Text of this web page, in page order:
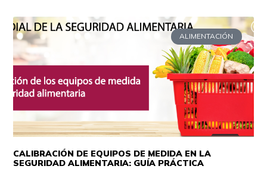
ALIMENTACIÓN
CALIBRACIÓN DE EQUIPOS DE MEDIDA EN LA
SEGURIDAD ALIMENTARIA: GUÍA PRÁCTICA